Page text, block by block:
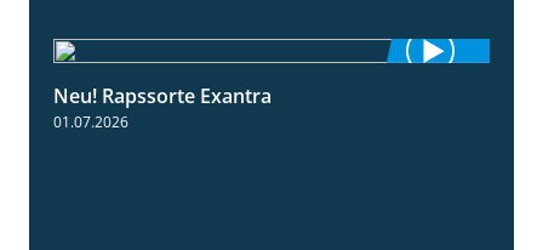
Neu! Rapssorte Exantra
01.07.2026